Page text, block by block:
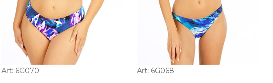
Art: 6G070 Art: 6G068